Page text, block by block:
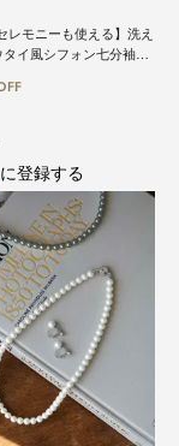
人の女
モニース
...それが
性らしい
しい洗練
ご提案さ
レモニーも使える】洗え
タイ風シフォン七分袖ビ
登録する